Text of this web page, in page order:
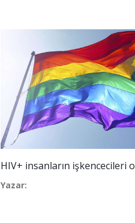
HIV+ insanların işkencecileri
Yazar: